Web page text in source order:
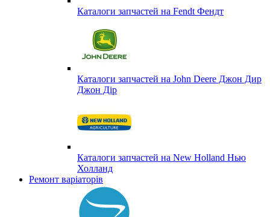
Каталоги запчастей на Fendt Фендт
Каталоги запчастей на John Deere Джон Дир
Джон Дір
Каталоги запчастей на New Holland Нью
Холланд
Ремонт варіаторів